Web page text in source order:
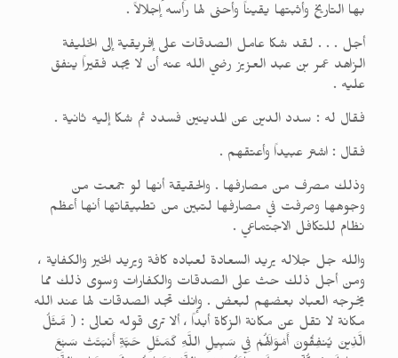
بها التاريخ وأثبتها يقيناً وأحنى لها رأسه إجلالاً .
أجل . . . لقد شكا عامل الصدقات على إفريقية إلى الخليفة
الزاهد عمر بن عبد العزيز رضي الله عنه أن لا يجد فقيراً ينفق
عليه .
فقال له : سدد الدين عن المدينين فسدد ثم شكا إليه ثانية .
فقال : اشتر عبيداً وأعتقهم .
وذلك مصرف من مصارفها . والحقيقة أنها لو جمعت من
وجوهها وصرفت في مصارفها لتبين من تطبيقاتها أنها أعظم
نظام للتكافل الاجتماعي .
والله جل جلاله يريد السعادة لعباده كافة ويريد الخير والكفاية ،
ومن أجل ذلك حث على الصدقات والكفارات وسوى ذلك مما
يخرجه العباد بعضهم لبعض . وإنك تجد الصدقات لها عند الله
مكانة لا تقل عن مكانة الزكاة أبداً ، ألا ترى قوله تعالى : ( مَّثَلُ
الَّذِينَ يُنفِقُونَ أَمْوَالَهُمْ فِي سَبِيلِ اللَّهِ كَمَثَلِ حَبَّةٍ أَنبَتَتْ سَبْعَ